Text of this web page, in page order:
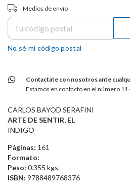
Entregas para el CP:
Medios de envío
No sé mi código postal
Contactate con nosotros ante
Estamos en contacto en el número 11
CARLOS BAYOD SERAFINI
ARTE DE SENTIR, EL
INDIGO
Páginas: 161
Formato:
Peso: 0.355 kgs.
ISBN: 9788489768376